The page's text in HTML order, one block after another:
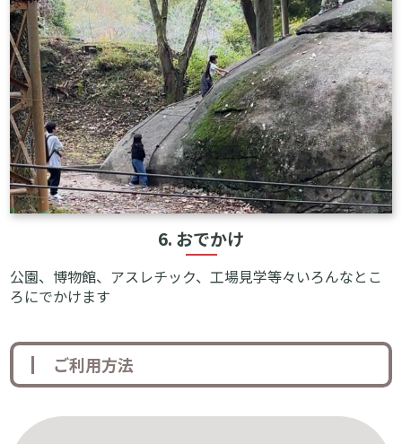
6. おでかけ
公園、博物館、アスレチック、工場見学等々いろんなとこ
ろにでかけます
ご利用方法